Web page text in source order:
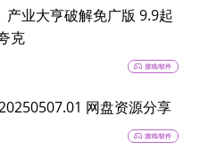
产业大亨破解免广版 9.9起
克
sports_esports 游戏/软件
网盘资源分享
sports_esports 游戏/软件